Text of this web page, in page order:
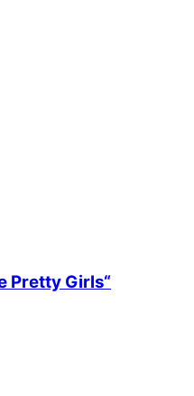
Pretty Girls“